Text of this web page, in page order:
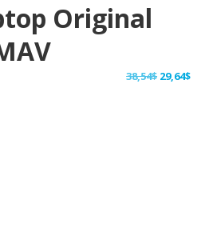
Original
38,54$ Harga
29,64$